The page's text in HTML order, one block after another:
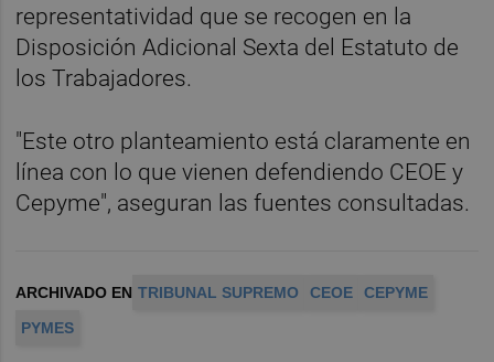
representatividad que se recogen en la
Disposición Adicional Sexta del Estatuto de
los Trabajadores.
"Este otro planteamiento está claramente en
línea con lo que vienen defendiendo CEOE y
Cepyme", aseguran las fuentes consultadas.
ARCHIVADO EN TRIBUNAL SUPREMO CEOE
CEPYME
PYMES